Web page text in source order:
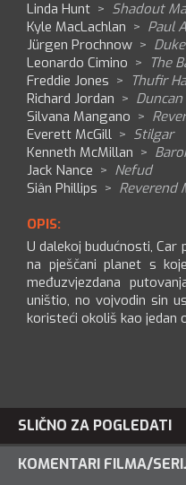
Linda Hunt > Shadout
Kyle MacLachlan > Paul
Jürgen Prochnow >
Leonardo Cimino > The
Freddie Jones > Thufir
Richard Jordan >
Silvana Mangano >
Everett McGill > Stilgar
Kenneth McMillan >
Jack Nance > Nefud
Siân Phillips > Reverend
OPIS:
U dalekoj budućnosti,
na pješčani planet s
međuzvjezdana
uništio, no vojvodin sin
koristeći okoliš kao jedan
SLIČNO ZA POGLEDATI
KOMENTARI FILMA/